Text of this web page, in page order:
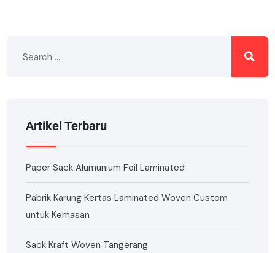
Artikel Terbaru
Paper Sack Alumunium Foil Laminated
Pabrik Karung Kertas Laminated Woven Custom
untuk Kemasan
Sack Kraft Woven Tangerang